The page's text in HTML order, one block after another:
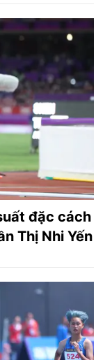
đặc cách
Thị Nhi Yến